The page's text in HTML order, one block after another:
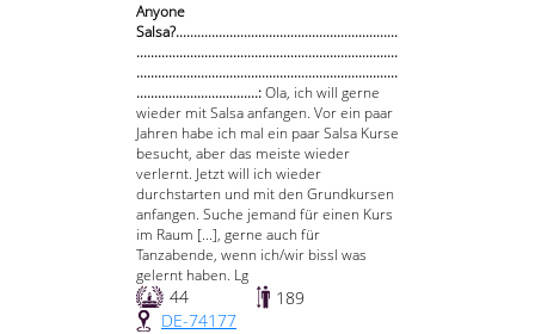
Anyone
Salsa?..............................................................
.........................................................................
.........................................................................
..................................:Ola, ich will gerne
wieder mit Salsa anfangen. Vor ein paar
Jahren habe ich mal ein paar Salsa Kurse
besucht, aber das meiste wieder
verlernt. Jetzt will ich wieder
durchstarten und mit den Grundkursen
anfangen. Suche jemand für einen Kurs
im Raum [...], gerne auch für
Tanzabende, wenn ich/wir bissl was
gelernt haben. Lg
44
189
DE-74177